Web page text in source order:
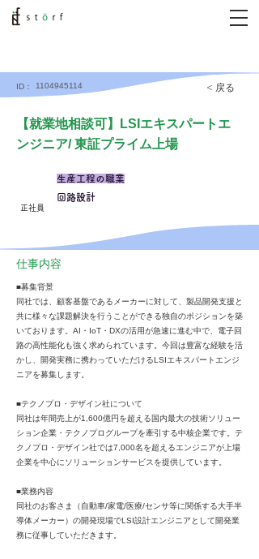
ID： 1104945114 < 戻る
【就業地相談可】LSIエキスパートエ
ンジニア/ 東証プライム上場
正社員
生産工程の職業
回路設計
仕事内容
■募集背景
同社では、顧客基盤であるメーカーに対して、製品開発支援と
共に様々な課題解決を行うことができる独自のポジションを築
いております。AI・IoT・DXの活用が急速に進む中で、電子回
路の高性能化も強く求められています。今回は豊富な経験を活
かし、開発実務に携わっていただけるLSIエキスパートエンジ
ニアを募集します。
■テクノプロ・デザイン社について
同社は年間売上が1,600億円を超える国内最大の技術ソリュー
ション企業・テクノプログループを牽引する中核企業です。テ
クノプロ・デザイン社では7,000名を超えるエンジニアが上場
企業を中心にソリューションサービスを提供しています。
■業務内容
同社のお客さま（自動車/家電/医療/センサ等に関係する大手半
導体メーカー）の開発現場でLSI設計エンジニアとして開発業
務に従事していただきます。